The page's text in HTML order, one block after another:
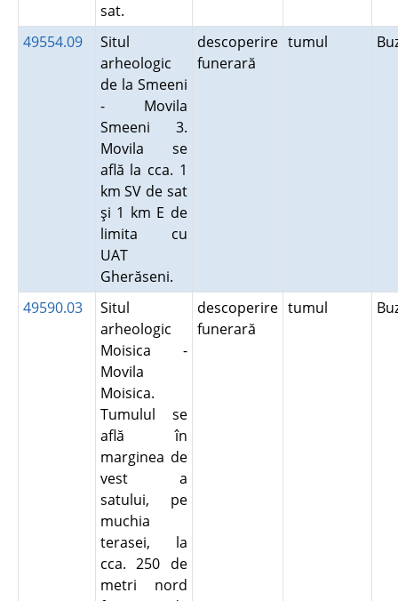
sat.
49554.09
Situl
arheologic
de la Smeeni
- Movila
Smeeni 3.
Movila se
află la cca. 1
km SV de sat
şi 1 km E de
limita cu
UAT
Gherăseni.
descoperire
funerară
tumul
49590.03
Situl
arheologic
Moisica -
Movila
Moisica.
Tumulul se
află în
marginea de
vest a
satului, pe
muchia
terasei, la
cca. 250 de
metri nord
descoperire
funerară
tumul